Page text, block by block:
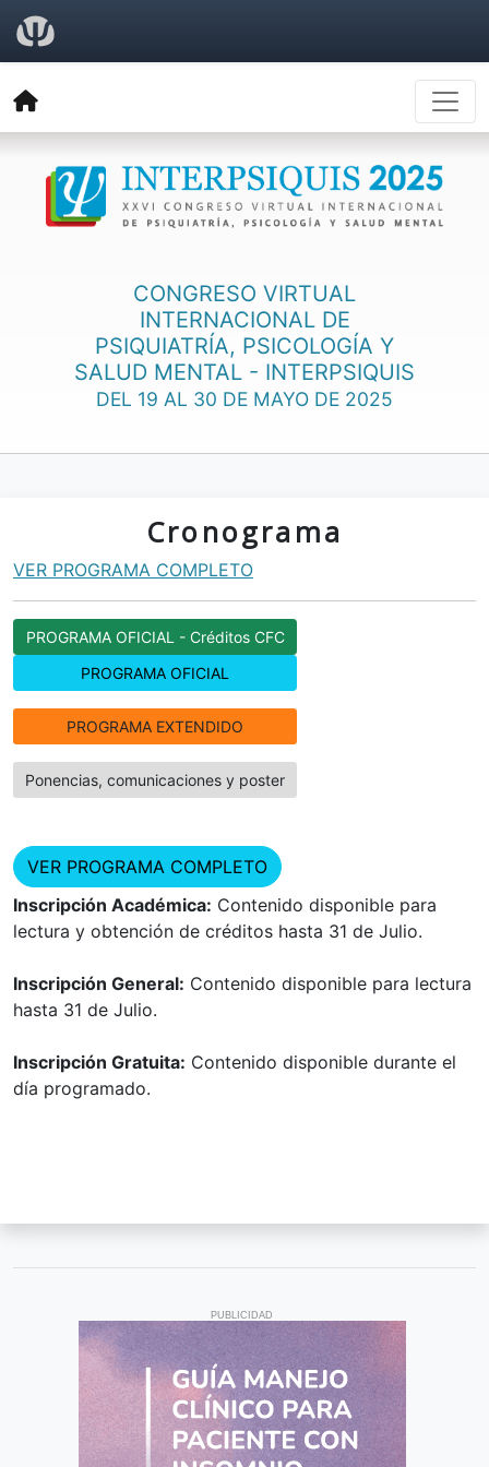
CONGRESO VIRTUAL
INTERNACIONAL DE
PSIQUIATRÍA, PSICOLOGÍA Y
SALUD MENTAL - INTERPSIQUIS
DEL 19 AL 30 DE MAYO DE 2025
Cronograma
VER PROGRAMA COMPLETO
PROGRAMA OFICIAL - Créditos CFC
PROGRAMA OFICIAL
PROGRAMA EXTENDIDO
Ponencias, comunicaciones y poster
VER PROGRAMA COMPLETO
Inscripción Académica: Contenido disponible para
lectura y obtención de créditos hasta 31 de Julio.
Inscripción General: Contenido disponible para lectura
hasta 31 de Julio.
Inscripción Gratuita: Contenido disponible durante el
día programado.
PUBLICIDAD